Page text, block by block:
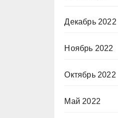
Декабрь 2022
Ноябрь 2022
Октябрь 2022
Май 2022